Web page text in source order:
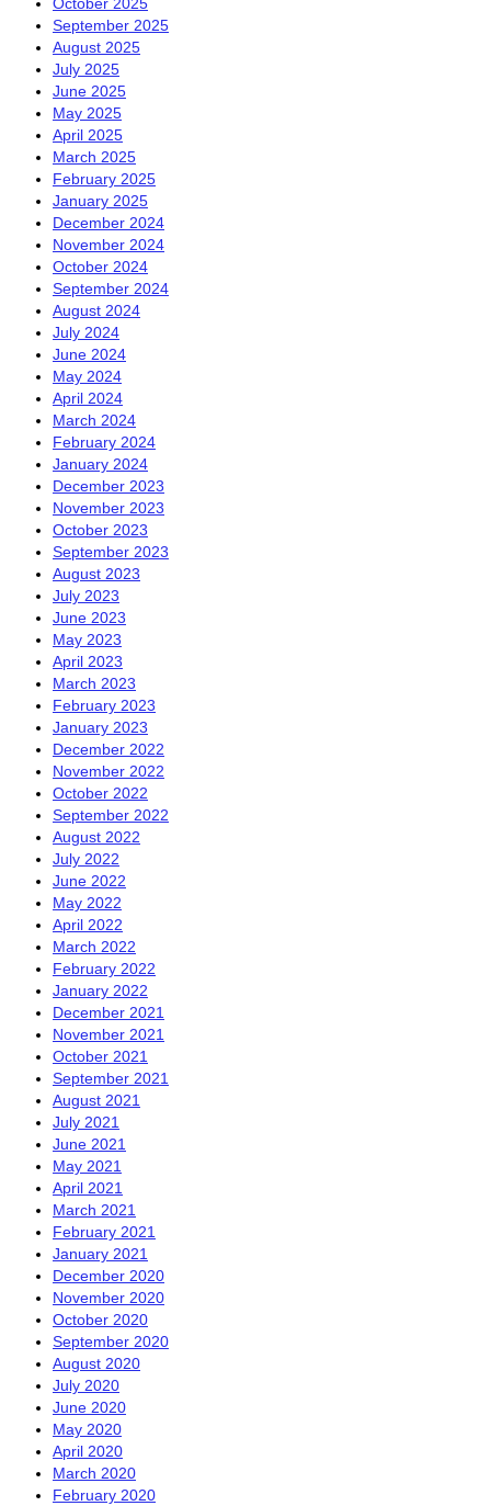
October 2025
September 2025
August 2025
July 2025
June 2025
May 2025
April 2025
March 2025
February 2025
January 2025
December 2024
November 2024
October 2024
September 2024
August 2024
July 2024
June 2024
May 2024
April 2024
March 2024
February 2024
January 2024
December 2023
November 2023
October 2023
September 2023
August 2023
July 2023
June 2023
May 2023
April 2023
March 2023
February 2023
January 2023
December 2022
November 2022
October 2022
September 2022
August 2022
July 2022
June 2022
May 2022
April 2022
March 2022
February 2022
January 2022
December 2021
November 2021
October 2021
September 2021
August 2021
July 2021
June 2021
May 2021
April 2021
March 2021
February 2021
January 2021
December 2020
November 2020
October 2020
September 2020
August 2020
July 2020
June 2020
May 2020
April 2020
March 2020
February 2020